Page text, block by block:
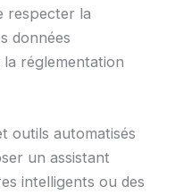
respecter la
données
réglementation
outils automatisés
un assistant
intelligents ou des